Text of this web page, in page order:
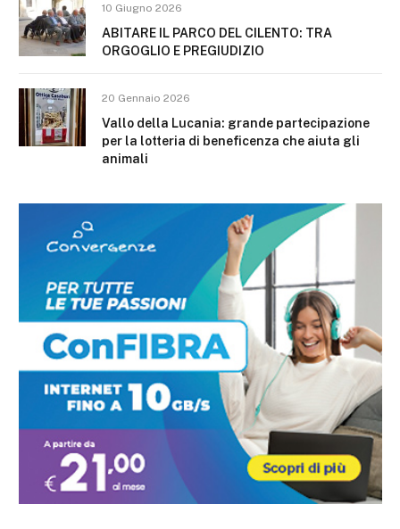
10 Giugno 2026
ABITARE IL PARCO DEL CILENTO: TRA
ORGOGLIO E PREGIUDIZIO
20 Gennaio 2026
Vallo della Lucania: grande partecipazione
per la lotteria di beneficenza che aiuta gli
animali